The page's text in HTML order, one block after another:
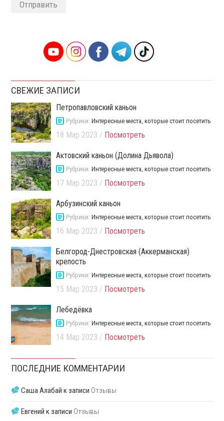
СВЕЖИЕ ЗАПИСИ
Петропавловский каньон
Рубрики:Интересные места, которые стоит посетить
18 Мар 2023 / Посмотреть
Актовский каньон (Долина Дьявола)
Рубрики:Интересные места, которые стоит посетить
17 Мар 2023 / Посмотреть
Арбузинский каньон
Рубрики:Интересные места, которые стоит посетить
16 Мар 2023 / Посмотреть
Белгород-Днестровская (Аккерманская)
крепость
Рубрики:Интересные места, которые стоит посетить
15 Мар 2023 / Посмотреть
Лебедёвка
Рубрики:Интересные места, которые стоит посетить
14 Мар 2023 / Посмотреть
ПОСЛЕДНИЕ КОММЕНТАРИИ
Саша Алабай к записи Отзывы
Евгений к записи Отзывы